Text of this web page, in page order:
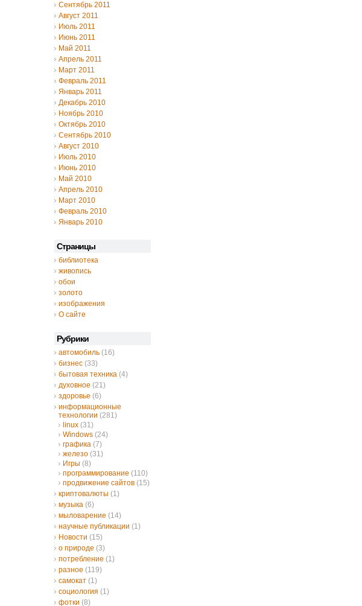
Сентябрь 2011
Август 2011
Июль 2011
Июнь 2011
Май 2011
Апрель 2011
Март 2011
Февраль 2011
Январь 2011
Декабрь 2010
Ноябрь 2010
Октябрь 2010
Сентябрь 2010
Август 2010
Июль 2010
Июнь 2010
Май 2010
Апрель 2010
Март 2010
Февраль 2010
Январь 2010
Страницы
библиотека
живопись
обои
золото
изображения
О сайте
Рубрики
автомобиль (16)
бизнес (33)
бытовая техника (4)
духовное (21)
здоровье (6)
информационные
технологии (281)
linux (31)
Windows (24)
графика (7)
железо (31)
Игры (8)
программирование (110)
продвижение сайтов (15)
криптовалюты (1)
музыка (6)
мыловарение (14)
научные публикации (1)
Новости (15)
о природе (3)
потребление (1)
разное (119)
самокат (1)
социология (1)
фотки (8)